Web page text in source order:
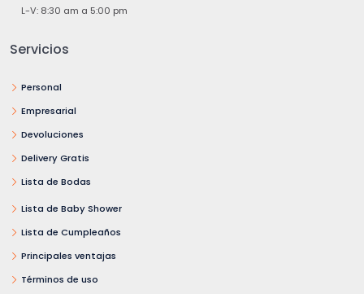
L-V: 8:30 am a 5:00 pm
Servicios
Personal
Empresarial
Devoluciones
Delivery Gratis
Lista de Bodas
Lista de Baby Shower
Lista de Cumpleaños
Principales ventajas
Términos de uso